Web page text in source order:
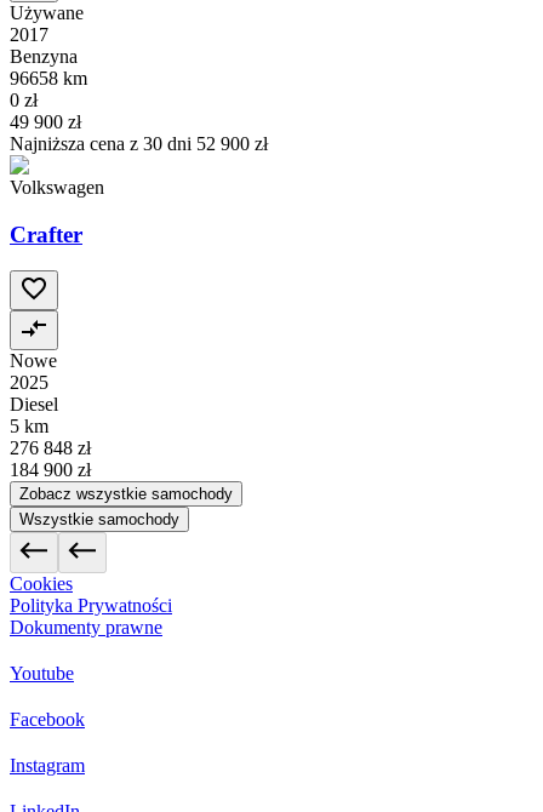
Używane
2017
Benzyna
96658 km
0 zł
49 900 zł
Najniższa cena z 30 dni 52 900 zł
Volkswagen
Crafter
Nowe
2025
Diesel
5 km
276 848 zł
184 900 zł
Zobacz wszystkie samochody
Wszystkie samochody
Cookies
Polityka Prywatności
Dokumenty prawne
Youtube
Facebook
Instagram